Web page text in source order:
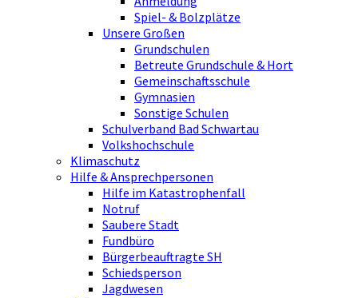
Spiel- & Bolzplätze
Unsere Großen
Grundschulen
Betreute Grundschule & Hort
Gemeinschaftsschule
Gymnasien
Sonstige Schulen
Schulverband Bad Schwartau
Volkshochschule
Klimaschutz
Hilfe & Ansprechpersonen
Hilfe im Katastrophenfall
Notruf
Saubere Stadt
Fundbüro
Bürgerbeauftragte SH
Schiedsperson
Jagdwesen